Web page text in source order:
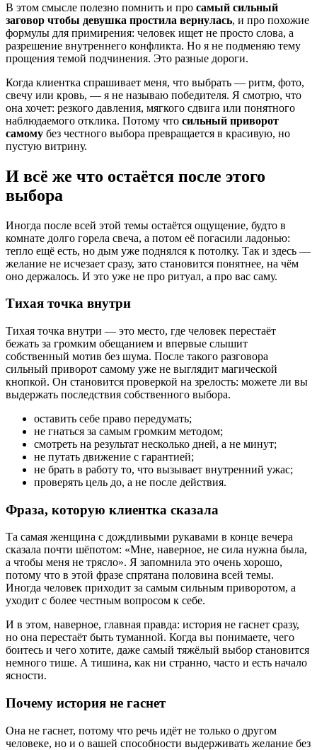
В этом смысле полезно помнить и про самый сильный
заговор чтобы девушка простила вернулась, и про похожие
формулы для примирения: человек ищет не просто слова, а
разрешение внутреннего конфликта. Но я не подменяю тему
прощения темой подчинения. Это разные дороги.
Когда клиентка спрашивает меня, что выбрать — ритм, фото,
свечу или кровь, — я не называю победителя. Я смотрю, что
она хочет: резкого давления, мягкого сдвига или понятного
наблюдаемого отклика. Потому что сильный приворот
самому без честного выбора превращается в красивую, но
пустую витрину.
И всё же что остаётся после этого
выбора
Иногда после всей этой темы остаётся ощущение, будто в
комнате долго горела свеча, а потом её погасили ладонью:
тепло ещё есть, но дым уже поднялся к потолку. Так и здесь —
желание не исчезает сразу, зато становится понятнее, на чём
оно держалось. И это уже не про ритуал, а про вас саму.
Тихая точка внутри
Тихая точка внутри — это место, где человек перестаёт
бежать за громким обещанием и впервые слышит
собственный мотив без шума. После такого разговора
сильный приворот самому уже не выглядит магической
кнопкой. Он становится проверкой на зрелость: можете ли вы
выдержать последствия собственного выбора.
оставить себе право передумать;
не гнаться за самым громким методом;
смотреть на результат несколько дней, а не минут;
не путать движение с гарантией;
не брать в работу то, что вызывает внутренний ужас;
проверять цель до, а не после действия.
Фраза, которую клиентка сказала
Та самая женщина с дождливыми рукавами в конце вечера
сказала почти шёпотом: «Мне, наверное, не сила нужна была,
а чтобы меня не трясло». Я запомнила это очень хорошо,
потому что в этой фразе спрятана половина всей темы.
Иногда человек приходит за самым сильным приворотом, а
уходит с более честным вопросом к себе.
И в этом, наверное, главная правда: история не гаснет сразу,
но она перестаёт быть туманной. Когда вы понимаете, чего
боитесь и чего хотите, даже самый тяжёлый выбор становится
немного тише. А тишина, как ни странно, часто и есть начало
ясности.
Почему история не гаснет
Она не гаснет, потому что речь идёт не только о другом
человеке, но и о вашей способности выдерживать желание без